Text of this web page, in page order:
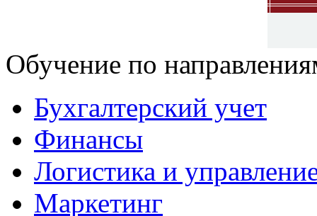
Обучение по
Бухгалтерский учет
Финансы
Логистика и
Маркетинг